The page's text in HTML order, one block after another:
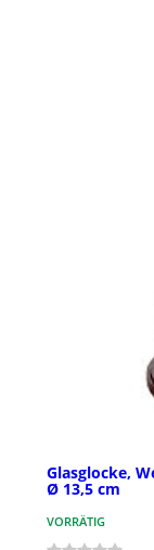
Glasglocke,
Ø 13,5 cm
VORRÄTIG